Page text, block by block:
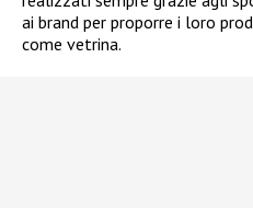
ai brand per proporre i loro
come vetrina.